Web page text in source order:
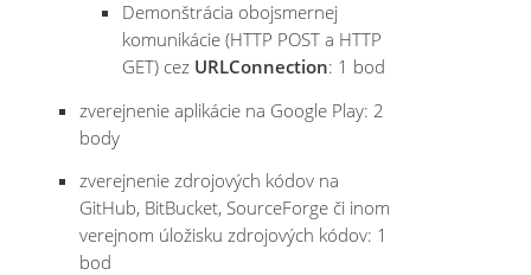
Demonštrácia obojsmernej
komunikácie (HTTP POST a HTTP
GET) cez URLConnection: 1 bod
zverejnenie aplikácie na Google Play: 2
body
zverejnenie zdrojových kódov na
GitHub, BitBucket, SourceForge či inom
verejnom úložisku zdrojových kódov: 1
bod